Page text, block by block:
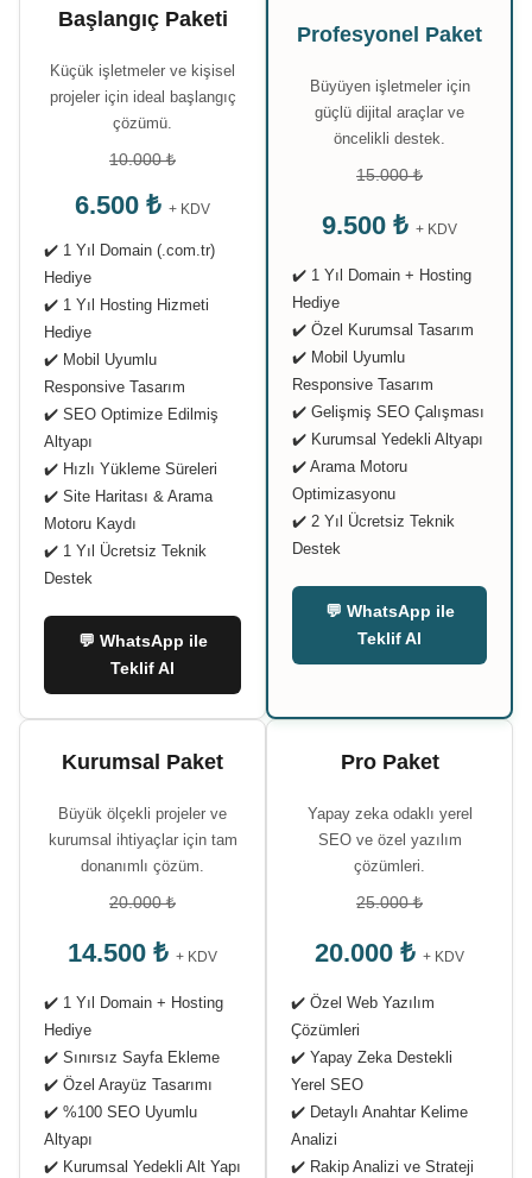
Başlangıç Paketi
Küçük işletmeler ve kişisel
projeler için ideal başlangıç
çözümü.
10.000 ₺
6.500 ₺ + KDV
✔️ 1 Yıl Domain (.com.tr)
Hediye
✔️ 1 Yıl Hosting Hizmeti
Hediye
✔️ Mobil Uyumlu
Responsive Tasarım
✔️ SEO Optimize Edilmiş
Altyapı
✔️ Hızlı Yükleme Süreleri
✔️ Site Haritası & Arama
Motoru Kaydı
✔️ 1 Yıl Ücretsiz Teknik
Destek
💬 WhatsApp ile
Teklif Al
Profesyonel Paket
Büyüyen işletmeler için
güçlü dijital araçlar ve
öncelikli destek.
15.000 ₺
9.500 ₺ + KDV
✔️ 1 Yıl Domain + Hosting
Hediye
✔️ Özel Kurumsal Tasarım
✔️ Mobil Uyumlu
Responsive Tasarım
✔️ Gelişmiş SEO Çalışması
✔️ Kurumsal Yedekli Altyapı
✔️ Arama Motoru
Optimizasyonu
✔️ 2 Yıl Ücretsiz Teknik
Destek
💬 WhatsApp ile
Teklif Al
Kurumsal Paket
Büyük ölçekli projeler ve
kurumsal ihtiyaçlar için tam
donanımlı çözüm.
20.000 ₺
14.500 ₺ + KDV
✔️ 1 Yıl Domain + Hosting
Hediye
✔️ Sınırsız Sayfa Ekleme
✔️ Özel Arayüz Tasarımı
✔️ %100 SEO Uyumlu
Altyapı
✔️ Kurumsal Yedekli Alt Yapı
Pro Paket
Yapay zeka odaklı yerel
SEO ve özel yazılım
çözümleri.
25.000 ₺
20.000 ₺ + KDV
✔️ Özel Web Yazılım
Çözümleri
✔️ Yapay Zeka Destekli
Yerel SEO
✔️ Detaylı Anahtar Kelime
Analizi
✔️ Rakip Analizi ve Strateji